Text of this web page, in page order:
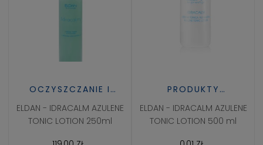
OCZYSZCZANIE I
TONIZACJA
ELDAN - IDRACALM AZULENE
TONIC LOTION 250ml
PRODUKTY
PROFESJONALNE
ELDAN - IDRACALM AZULENE
TONIC LOTION 500 ml